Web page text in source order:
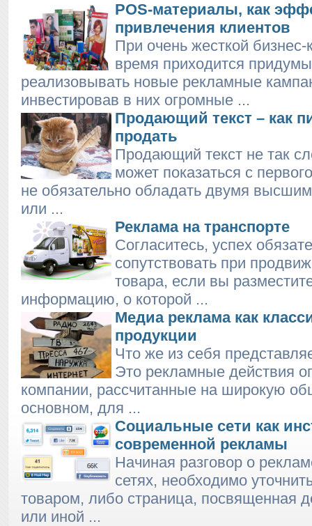
POS-материалы, как
привлечения клиентов
При очень жесткой бизнес-
время приходится
реализовывать новые рекламные
инвестировав в них огромные ...
Продающий текст – как
продать
Продающий текст не так
может показаться с
не обязательно обладать двумя
или ...
Реклама на транспорте
Согласитесь, успех
сопутствовать при
товара, если вы
информацию, о которой ...
Медиа реклама как
продукции
Что же из себя
Это рекламные действия
компании, рассчитанные на широкую
основном, для ...
Социальные сети как
современной рекламы
Начиная разговор о
сетях, необходимо
товаром, либо страница, посвященная
или иной ...